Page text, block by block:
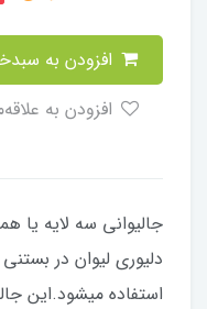
جالیوانی سه لایه یا
دلیوری لیوان در
استفاده میشود.این